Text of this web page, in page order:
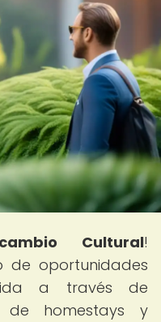
Cultural!
de oportunidades
a través de
de homestays y